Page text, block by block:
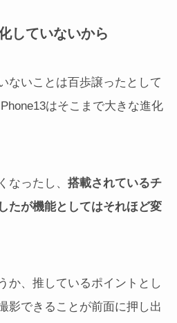
していないから
ないことは百歩譲ったとして
はそこまで大きな進化
なったし、 搭載されているチ
たが機能としてはそれほど変
か、推しているポイントとし
影できることが前面に押し出